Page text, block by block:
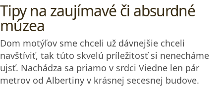
Tipy na zaujímavé či absurdné
múzea
Dom motýľov sme chceli už dávnejšie chceli
navštíviť, tak túto skvelú príležitosť si nenecháme
ujsť. Nachádza sa priamo v srdci Viedne len pár
metrov od Albertiny v krásnej secesnej budove.